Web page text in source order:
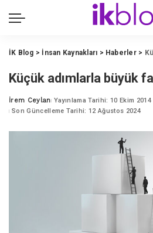
İK Blog > İnsan Kaynakları > Haberler>
Küçük adımlarla büyük
Posted
by
İrem Ceylan Yayınlama Tarihi: 10 Ekim 2014
Son Güncelleme Tarihi: 12 Ağustos 2024